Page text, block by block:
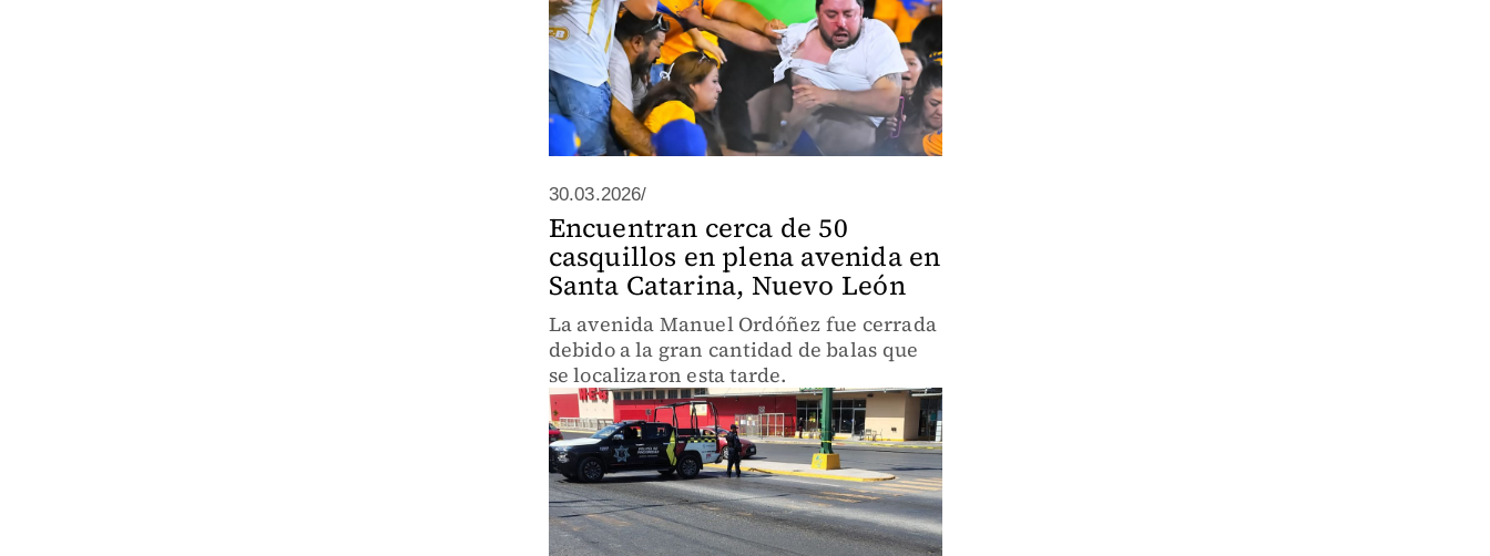
30.03.2026/
Encuentran cerca de 50
casquillos en plena avenida en
Santa Catarina, Nuevo León
La avenida Manuel Ordóñez fue cerrada
debido a la gran cantidad de balas que
se localizaron esta tarde.